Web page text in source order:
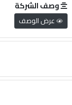
وصف الشركة
عرض الوصف